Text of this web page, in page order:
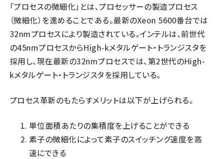
「プロセスの微細化」とは、プロセッサーの製造プロセス
（微細化）を進めることである。最新のXeon 5600番台では
32nmプロセスにより製造されている。インテルは、前世代
の45nmプロセスからHigh-kメタルゲート・トランジスタを
採用し、現在最新の32nmプロセスでは、第2世代のHigh-
kメタルゲート・トランジスタを採用している。
プロセス革新のもたらすメリットは以下が上げられる。
単位面積あたりの集積度を上げることができる
素子の微細化によって素子のスイッチング速度を高
速にできる